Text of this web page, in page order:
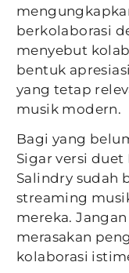
berkolaborasi
menyebut
bentuk
yang tetap
musik modern.
Bagi yang
Sigar versi duet
Salindry sudah
streaming
mereka.
merasakan
kolaborasi